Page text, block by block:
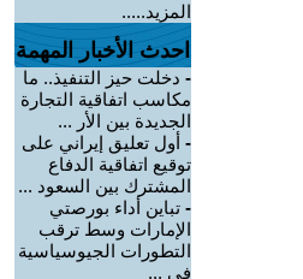
المزيد.....
احدث الأخبار المهمة
- دخلت حيز التنفيذ.. ما
مكاسب اتفاقية التجارة
الجديدة بين الأر ...
- أول تعليق إيراني على
توقيع اتفاقية الدفاع
المشترك بين السعود ...
- تباين أداء بورصتي
الإمارات وسط ترقب
التطورات الجيوسياسية
في ...